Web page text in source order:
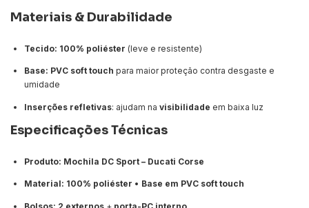
Materiais & Durabilidade
Tecido: 100% poliéster (leve e resistente)
Base: PVC soft touch para maior proteção contra desgaste e
umidade
Inserções refletivas: ajudam na visibilidade em baixa luz
Especificações Técnicas
Produto: Mochila DC Sport – Ducati Corse
Material: 100% poliéster • Base em PVC soft touch